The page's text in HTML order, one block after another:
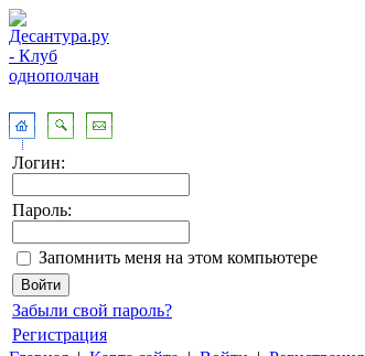
Логин:
Пароль:
Запомнить меня на этом компьютере
Забыли свой пароль?
Регистрация